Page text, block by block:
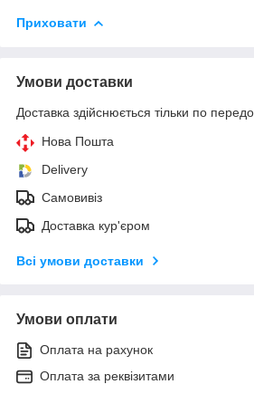
Приховати
Умови доставки
Доставка здійснюється тільки по
Нова Пошта
Delivery
Самовивіз
Доставка кур'єром
Всі умови доставки
Умови оплати
Оплата на рахунок
Оплата за реквізитами